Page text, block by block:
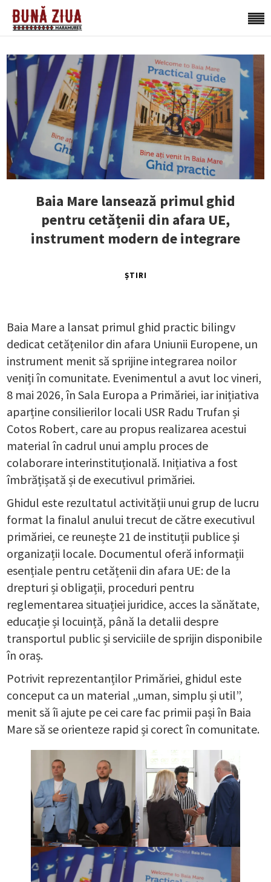
Baia Mare lansează primul ghid
pentru cetățenii din afara UE,
instrument modern de integrare
ȘTIRI
Baia Mare a lansat primul ghid practic bilingv
dedicat cetățenilor din afara Uniunii Europene, un
instrument menit să sprijine integrarea noilor
veniți în comunitate. Evenimentul a avut loc vineri,
8 mai 2026, în Sala Europa a Primăriei, iar inițiativa
aparține consilierilor locali USR Radu Trufan și
Cotos Robert, care au propus realizarea acestui
material în cadrul unui amplu proces de
colaborare interinstituțională. Inițiativa a fost
îmbrățișată și de executivul primăriei.
Ghidul este rezultatul activității unui grup de lucru
format la finalul anului trecut de către executivul
primăriei, ce reunește 21 de instituții publice și
organizații locale. Documentul oferă informații
esențiale pentru cetățenii din afara UE: de la
drepturi și obligații, proceduri pentru
reglementarea situației juridice, acces la sănătate,
educație și locuință, până la detalii despre
transportul public și serviciile de sprijin disponibile
în oraș.
Potrivit reprezentanților Primăriei, ghidul este
conceput ca un material „uman, simplu și util”,
menit să îi ajute pe cei care fac primii pași în Baia
Mare să se orienteze rapid și corect în comunitate.